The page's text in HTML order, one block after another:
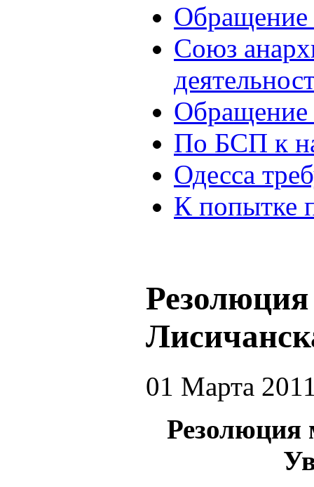
Союз
Обращение
По БСП к
Одесса
К попытке
01 Марта
Резолюция